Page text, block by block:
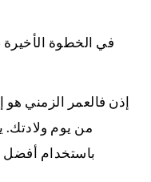
في الخطوة
من يوم ولادتك.
باستخدام